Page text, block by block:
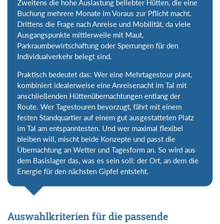
Zweitens die hohe Auslastung beliebter Hütten, die eine
Buchung mehrere Monate im Voraus zur Pflicht macht.
Drittens die Frage nach Anreise und Mobilität, da viele
Ausgangspunkte mittlerweile mit Maut,
Parkraumbewirtschaftung oder Sperrungen für den
Individualverkehr belegt sind.
Praktisch bedeutet das: Wer eine Mehrtagestour plant,
kombiniert idealerweise eine Anreisenacht im Tal mit
anschließenden Hüttenübernachtungen entlang der
Route. Wer Tagestouren bevorzugt, fährt mit einem
festen Standquartier auf einem gut ausgestatteten Platz
im Tal am entspanntesten. Und wer maximal flexibel
bleiben will, mischt beide Konzepte und passt die
Übernachtung an Wetter und Tagesform an. So wird aus
dem Basislager das, was es sein soll: der Ort, an dem die
Energie für den nächsten Gipfel entsteht.
Auswahlkriterien für die passende